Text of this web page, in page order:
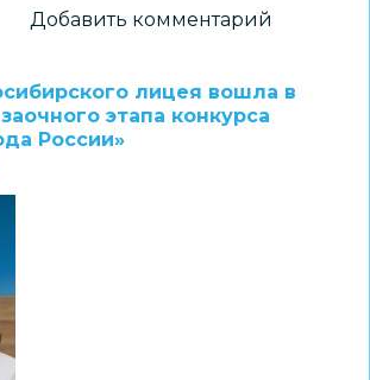
Добавить комментарий
лицея вошла в
этапа конкурса
России»